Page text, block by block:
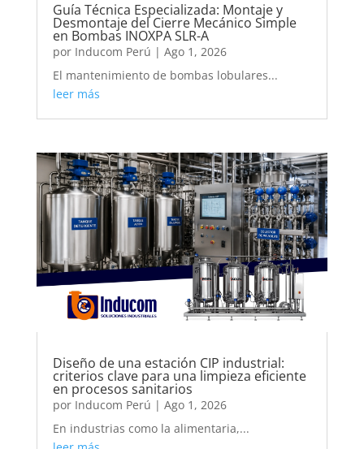
Guía Técnica Especializada: Montaje y
Desmontaje del Cierre Mecánico Simple
en Bombas INOXPA SLR-A
por Inducom Perú | Ago 1, 2026
El mantenimiento de bombas lobulares...
leer más
Diseño de una estación CIP industrial:
criterios clave para una limpieza eficiente
en procesos sanitarios
por Inducom Perú | Ago 1, 2026
En industrias como la alimentaria,...